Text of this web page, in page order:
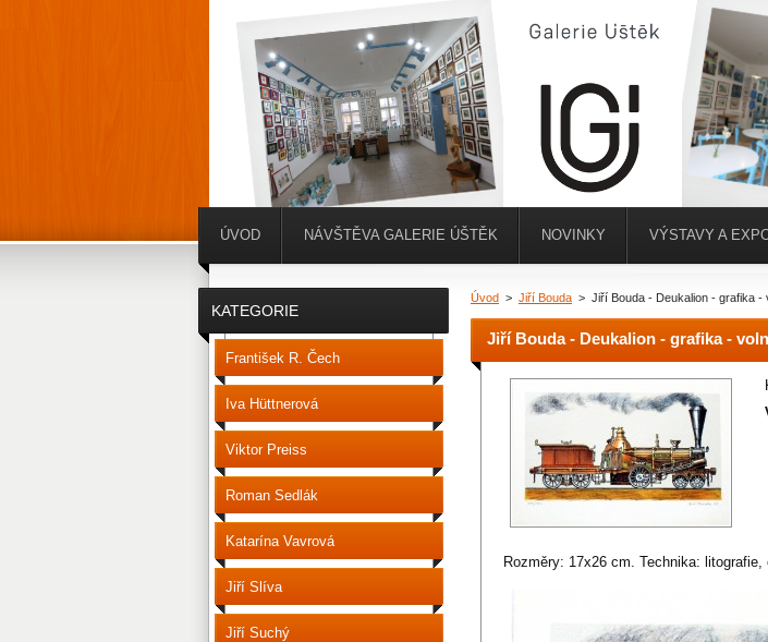
Úvod > Jiří Bouda > Jiří Bouda - Deukalion - grafika -
Jiří Bouda - Deukalion - grafika -
Rozměry: 17x26 cm. Technika: litografie,
KATEGORIE
František R. Čech
Iva Hüttnerová
Viktor Preiss
Roman Sedlák
Katarína Vavrová
Jiří Slíva
Jiří Suchý
ÚVOD NÁVŠTĚVA GALERIE ÚŠTĚK NOVINKY VÝSTAVY A